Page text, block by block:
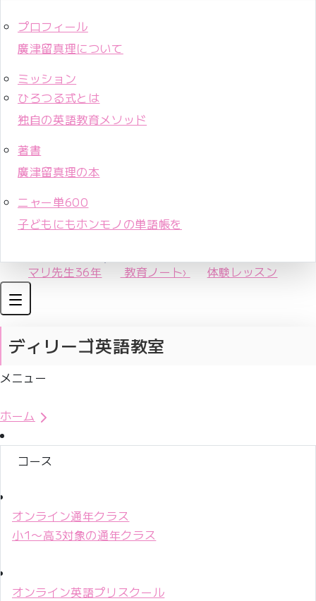
プロフィール
廣津留真理について
ミッション
ひろつる式とは
独自の英語教育メソッド
著書
廣津留真理の本
ニャー単600
子どもにもホンモノの単語帳を
マリ先生36年 教育ノート› 体験レッスン
ディリーゴ英語教室
メニュー
ホーム
コース
オンライン通年クラス
小1〜高3対象の通年クラス
オンライン英語プリスクール